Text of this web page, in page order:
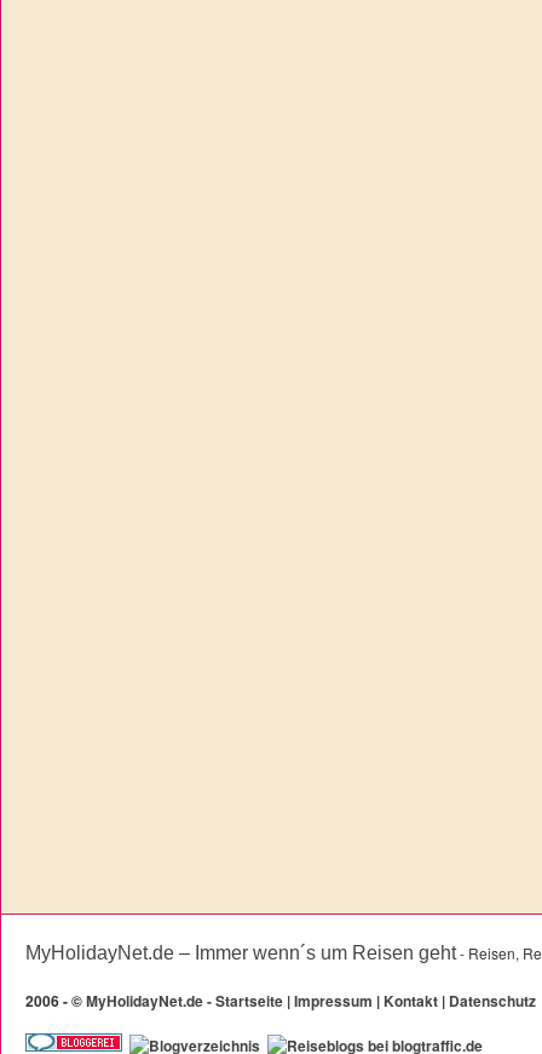
MyHolidayNet.de – Immer wenn´s um Reisen geht- Reisen,
2006 -©MyHolidayNet.de - Startseite |Impressum | Kontakt | Datenschutz